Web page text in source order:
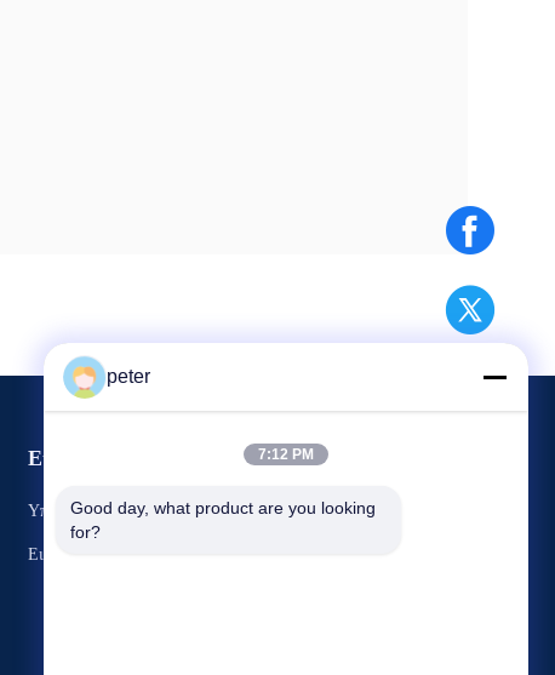
Εκδηλώσεις
Υποθέσεις
Ειδήσεις
peter
7:12 PM
Good day, what product are you looking
for?